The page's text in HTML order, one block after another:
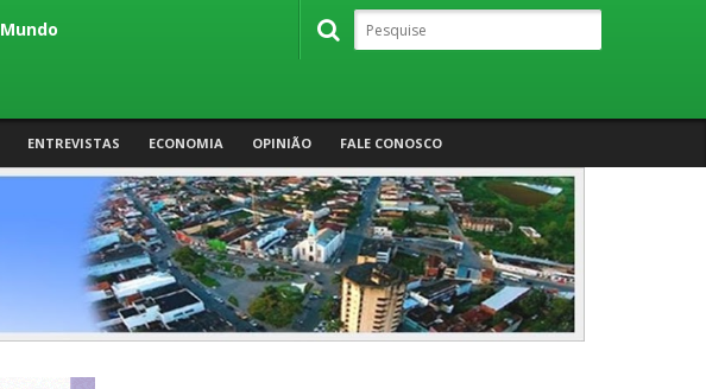
Mundo
ENTREVISTAS ECONOMIA OPINIÃO FALE CONOSCO